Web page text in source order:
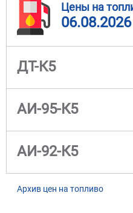
Цены на
06.08.2026
ДТ-К5
АИ-95-К5
АИ-92-К5
Архив цен на топливо